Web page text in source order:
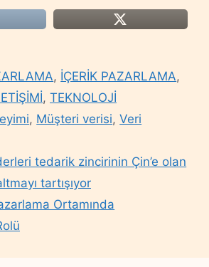
, İÇERİK PAZARLAMA,
, TEKNOLOJİ
, Müşteri verisi,Veri
tedarik zincirinin Çin’e olan
tartışıyor
Ortamında